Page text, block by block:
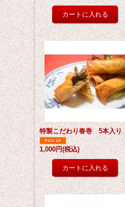
特製こだわり春巻 5本入り
1,000円(税込)